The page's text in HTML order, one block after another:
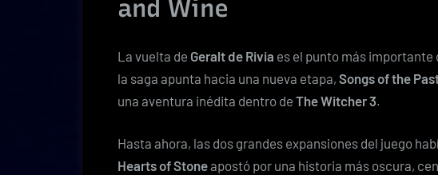
and Wine
La vuelta de Geralt de Rivia es el punto más importante
la saga apunta hacia una nueva etapa, Songs of the
una aventura inédita dentro de The Witcher 3.
Hasta ahora, las dos grandes expansiones del juego
Hearts of Stoneapostó por una historia más oscura,